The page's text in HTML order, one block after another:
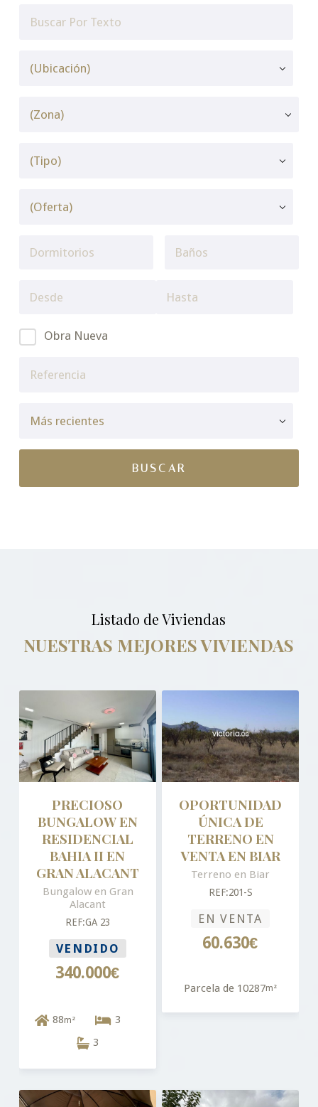
Obra Nueva
Listado de Viviendas
NUESTRAS MEJORES VIVIENDAS
PRECIOSO
BUNGALOW EN
RESIDENCIAL
BAHIA II EN
GRAN ALACANT
Bungalow en Gran
Alacant
REF:GA 23
VENDIDO
340.000€
88m²
3
3
OPORTUNIDAD
ÚNICA DE
TERRENO EN
VENTA EN BIAR
Terreno en Biar
REF:201-S
EN VENTA
60.630€
Parcela de 10287m²